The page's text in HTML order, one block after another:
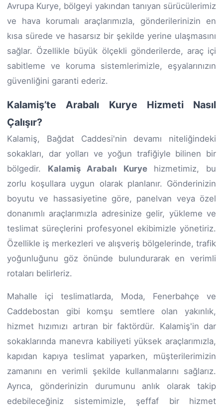
Avrupa Kurye, bölgeyi yakından tanıyan sürücülerimiz
ve hava korumalı araçlarımızla, gönderilerinizin en
kısa sürede ve hasarsız bir şekilde yerine ulaşmasını
sağlar. Özellikle büyük ölçekli gönderilerde, araç içi
sabitleme ve koruma sistemlerimizle, eşyalarınızın
güvenliğini garanti ederiz.
Kalamiş’te Arabalı Kurye Hizmeti Nasıl
Çalışır?
Kalamiş, Bağdat Caddesi'nin devamı niteliğindeki
sokakları, dar yolları ve yoğun trafiğiyle bilinen bir
bölgedir. Kalamiş Arabalı Kuryehizmetimiz, bu
zorlu koşullara uygun olarak planlanır. Gönderinizin
boyutu ve hassasiyetine göre, panelvan veya özel
donanımlı araçlarımızla adresinize gelir, yükleme ve
teslimat süreçlerini profesyonel ekibimizle yönetiriz.
Özellikle iş merkezleri ve alışveriş bölgelerinde, trafik
yoğunluğunu göz önünde bulundurarak en verimli
rotaları belirleriz.
Mahalle içi teslimatlarda, Moda, Fenerbahçe ve
Caddebostan gibi komşu semtlere olan yakınlık,
hizmet hızımızı artıran bir faktördür. Kalamiş'in dar
sokaklarında manevra kabiliyeti yüksek araçlarımızla,
kapıdan kapıya teslimat yaparken, müşterilerimizin
zamanını en verimli şekilde kullanmalarını sağlarız.
Ayrıca, gönderinizin durumunu anlık olarak takip
edebileceğiniz sistemimizle, şeffaf bir hizmet